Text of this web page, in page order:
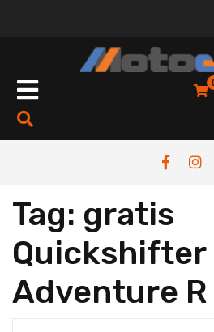
Open
Tag: gratis
Quickshifter
Adventure